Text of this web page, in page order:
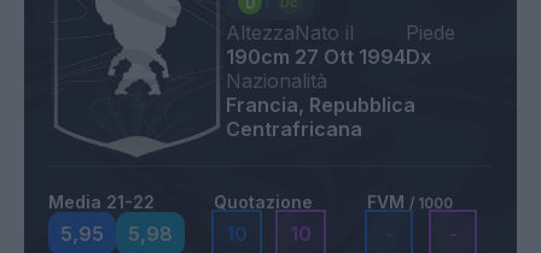
Altezza
190cm
Nato il
27 Ott 1994
Piede
Dx
Nazionalità
Francia, Repubblica
Centrafricana
Media 21-22
5,95 5,98
Quotazione
10 10
FVM / 1000
- -